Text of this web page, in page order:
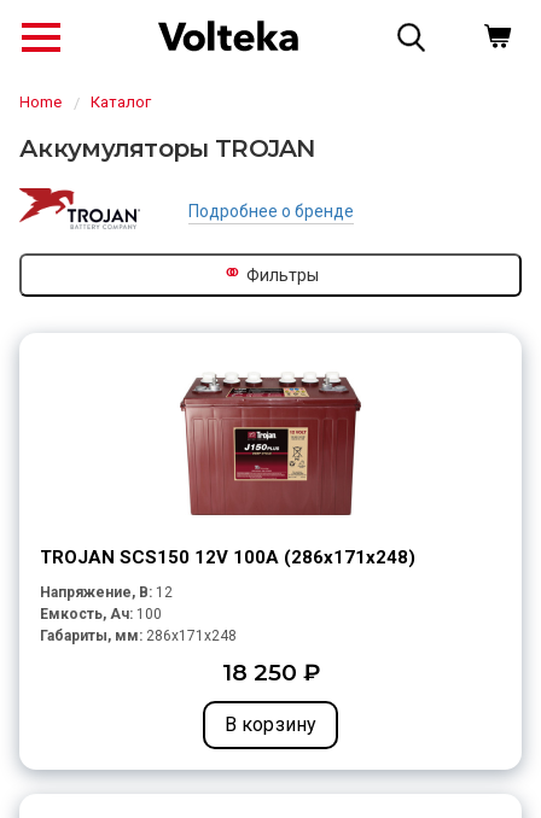
Home Каталог
Аккумуляторы TROJAN
Подробнее о бренде
⚭ Фильтры
TROJAN SCS150 12V 100A (286х171х248)
Напряжение, В: 12
Емкость, Ач: 100
Габариты, мм: 286x171x248
18 250 ₽
В корзину